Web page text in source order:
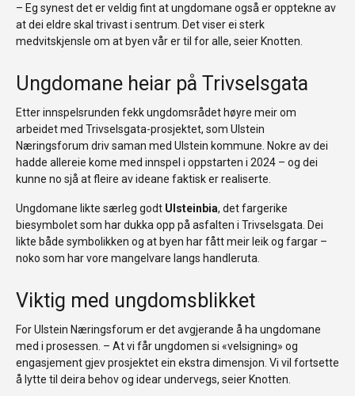
– Eg synest det er veldig fint at ungdomane også er opptekne av
at dei eldre skal trivast i sentrum. Det viser ei sterk
medvitskjensle om at byen vår er til for alle, seier Knotten.
Ungdomane heiar på Trivselsgata
Etter innspelsrunden fekk ungdomsrådet høyre meir om
arbeidet med Trivselsgata-prosjektet, som Ulstein
Næringsforum driv saman med Ulstein kommune. Nokre av dei
hadde allereie kome med innspel i oppstarten i 2024 – og dei
kunne no sjå at fleire av ideane faktisk er realiserte.
Ungdomane likte særleg godt Ulsteinbia, det fargerike
biesymbolet som har dukka opp på asfalten i Trivselsgata. Dei
likte både symbolikken og at byen har fått meir leik og fargar –
noko som har vore mangelvare langs handleruta.
Viktig med ungdomsblikket
For Ulstein Næringsforum er det avgjerande å ha ungdomane
med i prosessen. – At vi får ungdomen si «velsigning» og
engasjement gjev prosjektet ein ekstra dimensjon. Vi vil fortsette
å lytte til deira behov og idear undervegs, seier Knotten.